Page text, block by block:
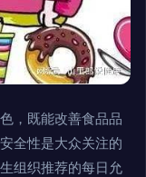
，既能改善食品品
全性是大众关注的
组织推荐的每日允